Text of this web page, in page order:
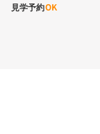
見学予約OK